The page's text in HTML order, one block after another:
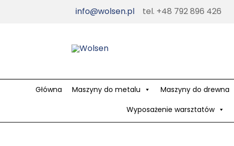
info@wolsen.pl tel. +48 792 896 426
Główna Maszyny do metalu Maszyny do drewna
Wyposażenie warsztatów